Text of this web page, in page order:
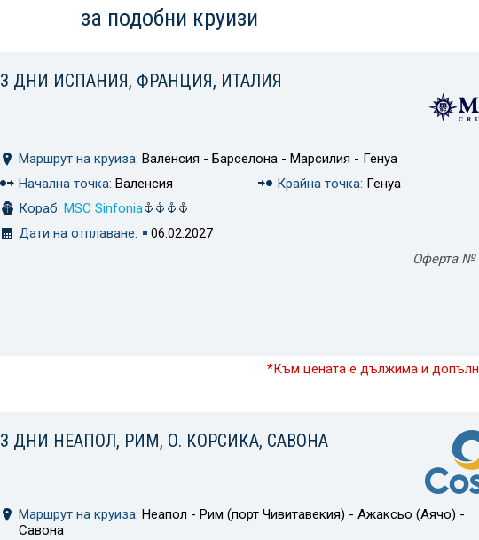
за подобни круизи
3 ДНИ ИСПАНИЯ, ФРАНЦИЯ, ИТАЛИЯ
Маршрут на круиза: Валенсия - Барселона - Марсилия - Генуа
Начална точка: Валенсия Крайна точка: Генуа
Кораб: MSC Sinfonia
Дати на отплаване:
06.02.2027
Оферта №
*Към цената е дължима и
3 ДНИ НЕАПОЛ, РИМ, О. КОРСИКА, САВОНА
Маршрут на круиза: Неапол - Рим (порт Чивитавекия) - Ажаксьо (Аячо) -
Савона